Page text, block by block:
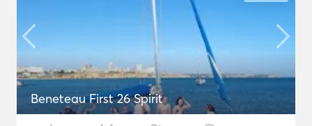
Beneteau First 26 Spirit